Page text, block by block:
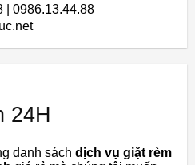
| 0986.13.44.88
24H
danh sách dịch vụ giặt rèm